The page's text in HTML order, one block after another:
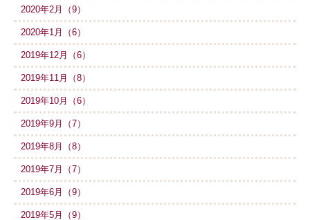
2020年2月（9）
2020年1月（6）
2019年12月（6）
2019年11月（8）
2019年10月（6）
2019年9月（7）
2019年8月（8）
2019年7月（7）
2019年6月（9）
2019年5月（9）